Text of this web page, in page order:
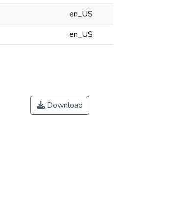
en_US
en_US
Download